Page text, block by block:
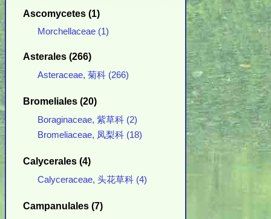
Ascomycetes (1)
Morchellaceae (1)
Asterales (266)
Asteraceae, 菊科 (266)
Bromeliales (20)
Boraginaceae, 紫草科 (2)
Bromeliaceae, 凤梨科 (18)
Calycerales (4)
Calyceraceae, 头花草科 (4)
Campanulales (7)